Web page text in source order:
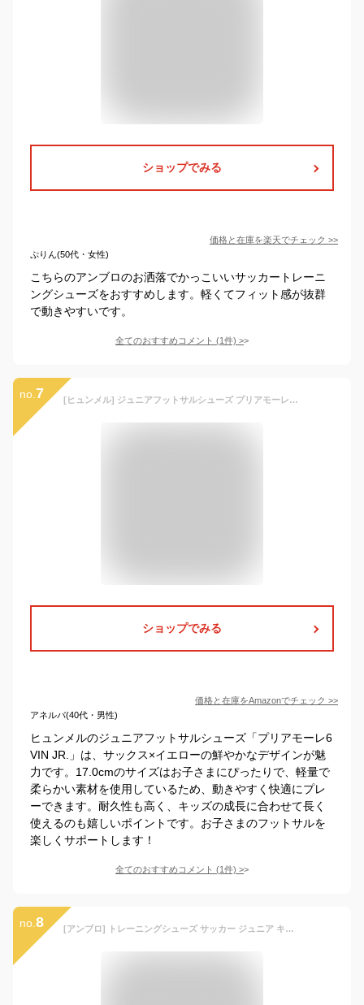
ショップでみる
価格と在庫を楽天でチェック >>
ぷりん(50代・女性)
こちらのアンブロのお洒落でかっこいいサッカートレーニ
ングシューズをおすすめします。軽くてフィット感が抜群
で動きやすいです。
全てのおすすめコメント (1件) >
no. 7 [ヒュンメル] ジュニアフットサルシューズ プリアモーレ6 VIN JR. キッズ サックス×イエロー (7532) 17.0 cm
ショップでみる
価格と在庫をAmazonでチェック >>
アネルバ(40代・男性)
ヒュンメルのジュニアフットサルシューズ「プリアモーレ6
VIN JR.」は、サックス×イエローの鮮やかなデザインが魅
力です。17.0cmのサイズはお子さまにぴったりで、軽量で
柔らかい素材を使用しているため、動きやすく快適にプレ
ーできます。耐久性も高く、キッズの成長に合わせて長く
使えるのも嬉しいポイントです。お子さまのフットサルを
楽しくサポートします！
全てのおすすめコメント (1件) >
no. 8 [アンブロ] トレーニングシューズ サッカー ジュニア キッズ ワイド はじめてサッカーシューズ 子供 スクール ホワイト/ブルー 16.0 cm